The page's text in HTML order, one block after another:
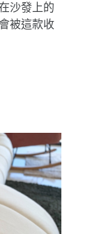
沙發上的
被這款收